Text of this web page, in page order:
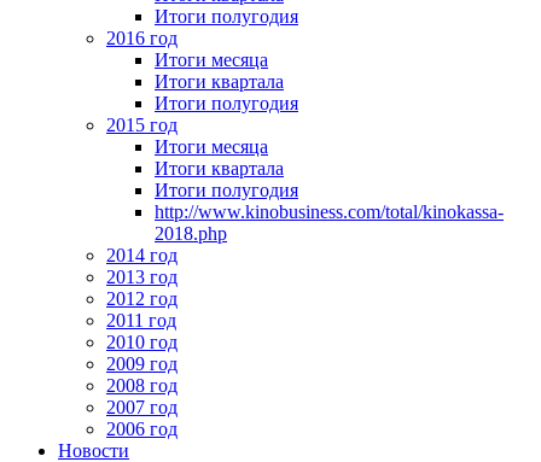
Итоги полугодия
2016 год
Итоги месяца
Итоги квартала
Итоги полугодия
2015 год
Итоги месяца
Итоги квартала
Итоги полугодия
http://www.kinobusiness.com/total/kinokassa-
2018.php
2014 год
2013 год
2012 год
2011 год
2010 год
2009 год
2008 год
2007 год
2006 год
Новости